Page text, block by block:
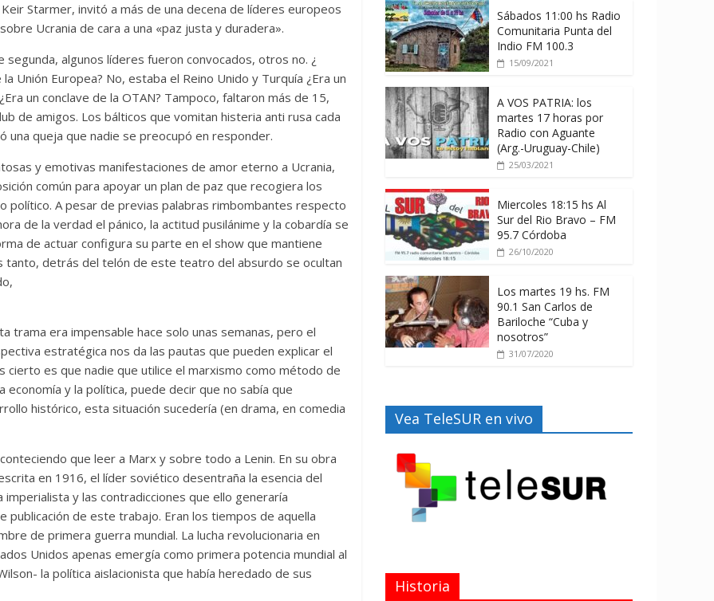
Starmer, invitó a más de una decena de líderes europeos
Ucrania de cara a una «paz justa y duradera».
algunos líderes fueron convocados, otros no. ¿
Unión Europea? No, estaba el Reino Unido y Turquía ¿Era un
un conclave de la OTAN? Tampoco, faltaron más de 15,
de amigos. Los bálticos que vomitan histeria anti rusa cada
una queja que nadie se preocupó en responder.
y emotivas manifestaciones de amor eterno a Ucrania,
común para apoyar un plan de paz que recogiera los
político. A pesar de previas palabras rimbombantes respecto
de la verdad el pánico, la actitud pusilánime y la cobardía se
de actuar configura su parte en el show que mantiene
tanto, detrás del telón de este teatro del absurdo se ocultan
trama era impensable hace solo unas semanas, pero el
estratégica nos da las pautas que pueden explicar el
es que nadie que utilice el marxismo como método de
y la política, puede decir que no sabía que
histórico, esta situación sucedería (en drama, en comedia
que leer a Marx y sobre todo a Lenin. En su obra
en 1916, el líder soviético desentraña la esencia del
y las contradicciones que ello generaría
de este trabajo. Eran los tiempos de aquella
de primera guerra mundial. La lucha revolucionaria en
Unidos apenas emergía como primera potencia mundial al
la política aislacionista que había heredado de sus
Sábados 11:00 hs Radio
Comunitaria Punta del
Indio FM 100.3
15/09/2021
A VOS PATRIA: los
martes 17 horas por
Radio con Aguante
(Arg.-Uruguay-Chile)
25/03/2021
Miercoles 18:15 hs Al
Sur del Rio Bravo – FM
95.7 Córdoba
26/10/2020
Los martes 19 hs. FM
90.1 San Carlos de
Bariloche “Cuba y
nosotros”
31/07/2020
Vea TeleSUR en vivo
Historia